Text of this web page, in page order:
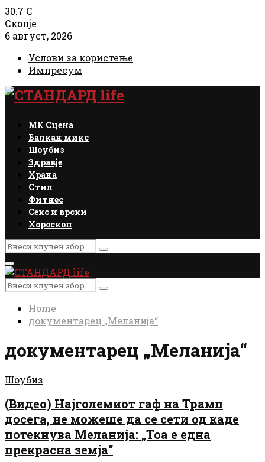
30.7 C
Скопје
6 август, 2026
Услови за користење
Импресум
Facebook
Instagram
Email
Rss
МК Сцена
Балкан микс
Шоубиз
Здравје
Храна
Стил
Фитнес
Секс и врски
Хороскоп
Search
for:
Search
Primary
Menu
Search
for:
Search
Home
документарец „Меланија“
документарец „Меланија“
Шоубиз
(Видео) Најголемиот гаф на Трамп
досега, не можеше да се сети од каде
потекнува Меланија: „Тоа е една
прекрасна земја“